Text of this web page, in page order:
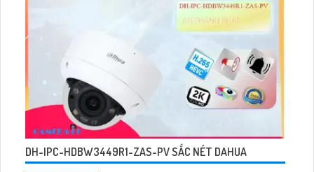
DH-IPC-HDBW3449R1-ZAS-PV SẮC NÉT DAHUA